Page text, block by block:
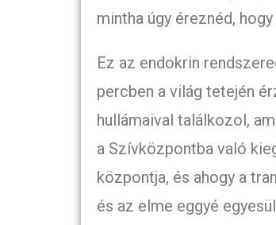
mintha úgy éreznéd,
Ez az endokrin
percben a világ tetején
hullámaival találkozol,
a Szívközpontba való
központja, és ahogy a
és az elme eggyé